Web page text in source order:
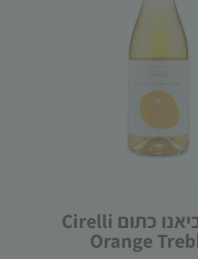
צ׳ירלי טרביאנו כתום Cirelli
Orange
קובצי
Cookie
אלו אינם